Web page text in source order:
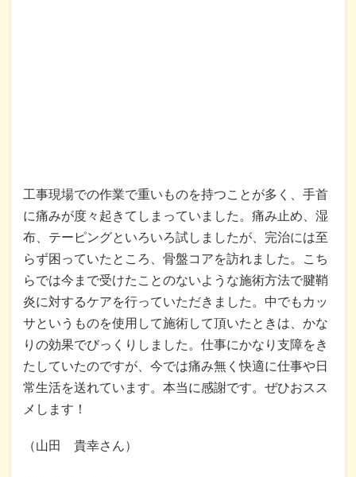
工事現場での作業で重いものを持つことが多く、手首
に痛みが度々起きてしまっていました。痛み止め、湿
布、テーピングといろいろ試しましたが、完治には至
らず困っていたところ、骨盤コアを訪れました。こち
らでは今まで受けたことのないような施術方法で腱鞘
炎に対するケアを行っていただきました。中でもカッ
サというものを使用して施術して頂いたときは、かな
りの効果でびっくりしました。仕事にかなり支障をき
たしていたのですが、今では痛み無く快適に仕事や日
常生活を送れています。本当に感謝です。ぜひおスス
メします！
（山田 貴幸さん）